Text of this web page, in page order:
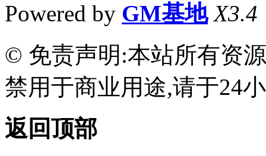
Powered by GM基地 X3.4
© 免责声明:本站所有资
禁用于商业用途,请于24
返回顶部